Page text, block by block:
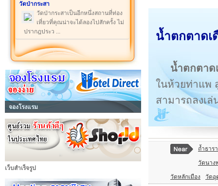
วัดป่ากระสา
วัดป่ากระสาเป็นอีกหนึ่งสถานที่ท่อง
เที่ยวที่คุณน่าจะได้ลองไปสักครั้ง ไม่
ปรากฎประว ...
จองโรงแรม
เว็บสำเร็จรูป
น้ำตกตาดเ
น้ำตกตา
ในห้วยท่าแพ
สามารถลงเ
ถ้ำธาร
วัดนาง
วัดหลักเมือง วัดอุ